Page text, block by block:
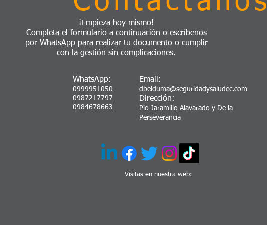
WhatsApp:
0999951050
0987217797
0984678663
Email:
dbelduma@seguridadysaludec.com
Dirección:
Pio Jaramillo Alavarado y De la
Perseverancia
Visitas en nuestra web:
¡Empieza hoy mismo!
Completa el formulario a continuación o escríbenos
por WhatsApp para realizar tu documento o cumplir
con la gestión sin complicaciones.